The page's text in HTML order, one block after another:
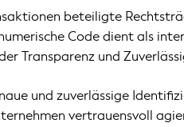
beteiligte
Code dient als
Transparenz und
und zuverlässige
vertrauensvoll